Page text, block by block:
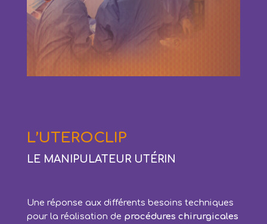
L’UTEROCLIP
LE MANIPULATEUR UTÉRIN
Une réponse aux différents besoins techniques
pour la réalisation de procédures chirurgicales